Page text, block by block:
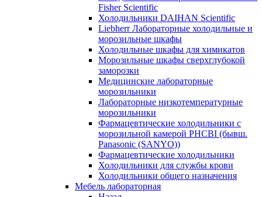
Fisher Scientific
Холодильники DAIHAN Scientific
Liebherr Лабораторные холодильные и
морозильные шкафы
Холодильные шкафы для химикатов
Морозильные шкафы сверхглубокой
заморозки
Медицинские лабораторные
морозильники
Лабораторные низкотемпературные
морозильники
Фармацевтические холодильники с
морозильной камерой PHCBI (бывш.
Panasonic (SANYO))
Фармацевтические холодильники
Холодильники для службы крови
Холодильники общего назначения
Мебель лабораторная